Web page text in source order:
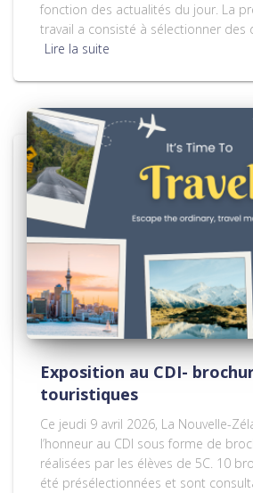
fonction des actualités du jour. La
travail a consisté à sélectionner des
Lire la suite
Exposition au CDI-
touristiques
Ce jeudi 9 avril 2026, La Nouvelle-
l’honneur au CDI sous forme de
réalisées par les élèves de 5C. 10
été présélectionnées et sont